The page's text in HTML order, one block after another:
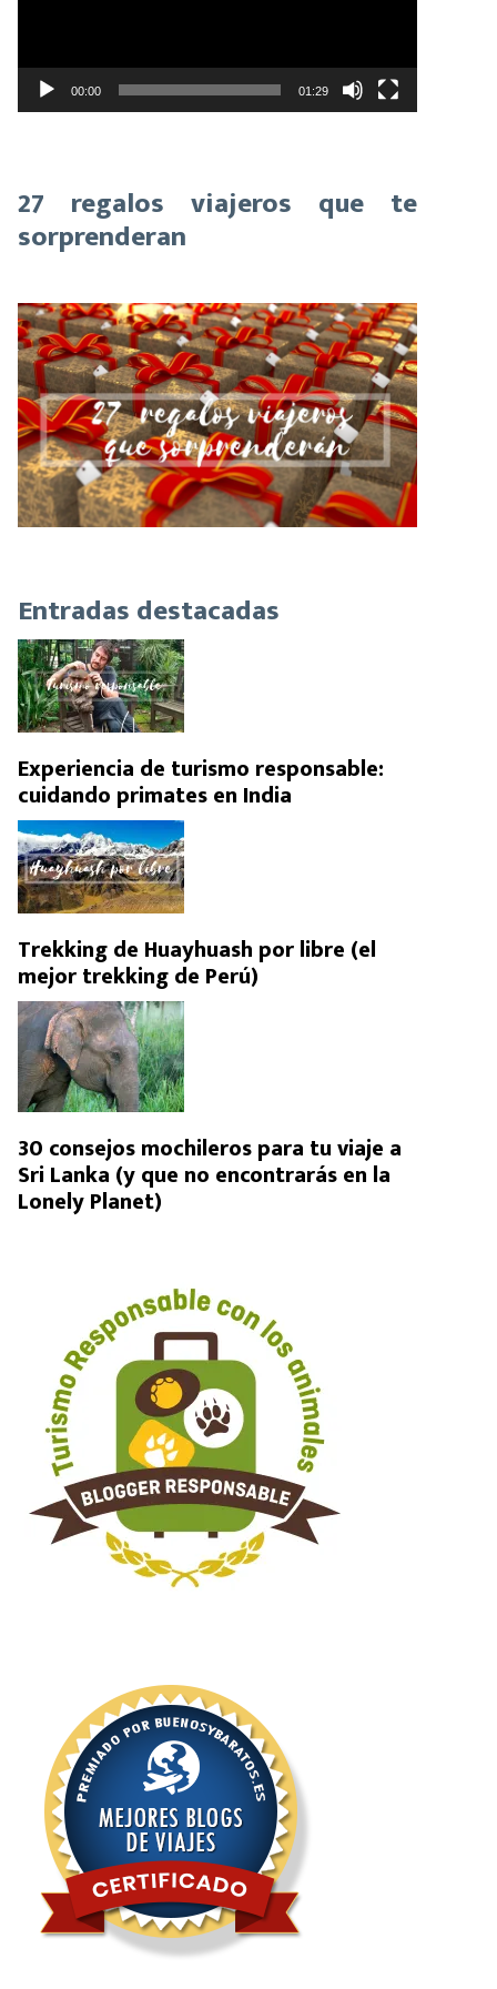
00:00 01:29
27 regalos viajeros que te
sorprenderan
Entradas destacadas
Experiencia de turismo responsable:
cuidando primates en India
Trekking de Huayhuash por libre (el
mejor trekking de Perú)
30 consejos mochileros para tu viaje a
Sri Lanka (y que no encontrarás en la
Lonely Planet)